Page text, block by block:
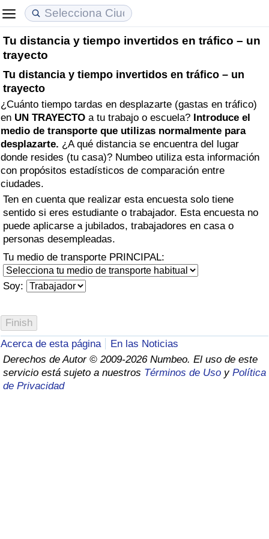
Tu distancia y tiempo invertidos en tráfico – un
trayecto
Tu distancia y tiempo invertidos en tráfico – un
trayecto
¿Cuánto tiempo tardas en desplazarte (gastas en tráfico)
en UN TRAYECTO a tu trabajo o escuela? Introduce el
medio de transporte que utilizas normalmente para
desplazarte. ¿A qué distancia se encuentra del lugar
donde resides (tu casa)? Numbeo utiliza esta información
con propósitos estadísticos de comparación entre
ciudades.
Ten en cuenta que realizar esta encuesta solo tiene
sentido si eres estudiante o trabajador. Esta encuesta no
puede aplicarse a jubilados, trabajadores en casa o
personas desempleadas.
Tu medio de transporte PRINCIPAL:
Soy:
Acerca de esta página
En las Noticias
Derechos de Autor © 2009-2026 Numbeo. El uso de este
servicio está sujeto a nuestros Términos de Uso y Política
de Privacidad
Coste de vida
Índice de Costo de Vida (Actual)
Índice de Costo de Vida
Índice de costo de vida por país
en aqaba
Precios de las propiedades
Índice de Precios de Inmuebles (Actual)
Índice de Precios de Inmuebles
Índice de Precios de Inmuebles por País
Calidad de Vida
Índice de Calidad de Vida
Índice de Calidad de Vida (Actual)
Índice de calidad de vida por país
Delincuencia
Calificación del Índice de Criminalidad
(Actual)
Índice de Criminalidad
Índice de criminalidad por país
Índice de Sanidad (Actual)
Índice de Sanidad